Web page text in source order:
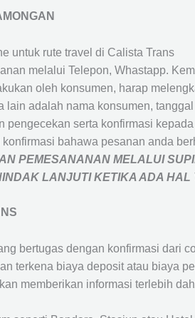
untuk rute travel di Calista Trans
melalui Telepon, Whastapp.
oleh konsumen, harap
lain adalah nama konsumen,
pengecekan serta konfirmasi
bahawa pesanan anda
PEMESANANAN MELALUI
LANJUTI KETIKA ADA
bertugas dengan konfirmasi dari
terkena biaya deposit atau biaya
memberikan informasi terlebih